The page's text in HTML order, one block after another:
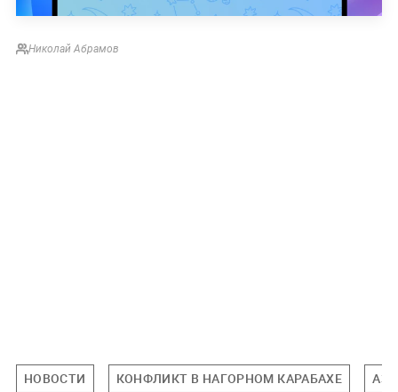
Николай Абрамов
НОВОСТИ КОНФЛИКТ В НАГОРНОМ КАРАБАХЕ